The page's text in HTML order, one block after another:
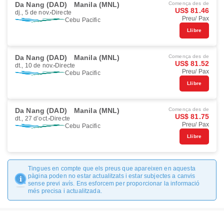
Da Nang (DAD) Manila (MNL)
dj., 5 de nov. Directe
Cebu Pacific
Comença des de
US$ 81.46
Preu/ Pax
Llibre
Da Nang (DAD) Manila (MNL)
dt., 10 de nov. Directe
Cebu Pacific
Comença des de
US$ 81.52
Preu/ Pax
Llibre
Da Nang (DAD) Manila (MNL)
dt., 27 d’oct. Directe
Cebu Pacific
Comença des de
US$ 81.75
Preu/ Pax
Llibre
Tingues en compte que els preus que apareixen en aquesta
pàgina poden no estar actualitzats i estar subjectes a canvis
sense previ avís. Ens esforcem per proporcionar la informació
més precisa i actualitzada.